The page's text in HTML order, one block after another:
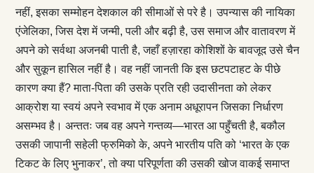
नहीं, इसका सम्मोहन देशकाल की सीमाओं से परे है। उपन्यास की नायिका
एंजेलिका, जिस देश में जन्मी, पली और बढ़ी है, उस समाज और वातावरण में
अपने को सर्वथा अजनबी पाती है, जहाँ हज़ारहा कोशिशों के बावजूद उसे चैन
और सुकून हासिल नहीं है। वह नहीं जानती कि इस छटपटाहट के पीछे
कारण क्या हैं? माता-पिता की उसके प्रति रही उदासीनता को लेकर
आक्रोश या स्वयं अपने स्वभाव में एक अनाम अधूरापन जिसका निर्धारण
असम्भव है। अन्ततः जब वह अपने गन्तव्य—भारत आ पहुँचती है, बकौल
उसकी जापानी सहेली फ्रुमिको के, अपने भारतीय पति को ‘भारत के एक
टिकट के लिए भुनाकर’, तो क्या परिपूर्णता की उसकी खोज वाकई समाप्त